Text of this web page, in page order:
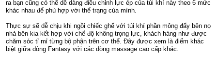
ra bạn cũng có thể dễ dàng điều chỉnh lực ép của túi khí này theo 6 mức
khác nhau để phù hợp với thể trạng của mình.
Thực sự sẽ dễ chịu khi ngồi chiếc ghế với túi khí phần mông đẩy bên nọ
nhả bên kia kết hợp với chế độ không trọng lực, khách hàng như được
chăm sóc tỉ mỉ từng bộ phận trên cơ thể. Đây được xem là điểm khác
biệt giữa dòng Fantasy với các dòng massage cao cấp khác.